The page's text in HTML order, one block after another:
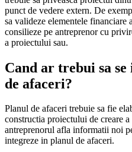
punct de vedere extern. De
sa valideze elementele financiare
consilieze pe antreprenor cu
a proiectului sau.
Cand ar trebui sa se
de afaceri?
Planul de afaceri trebuie sa fie
constructia proiectului de creare
antreprenorul afla informatii noi
integreze in planul de afaceri.